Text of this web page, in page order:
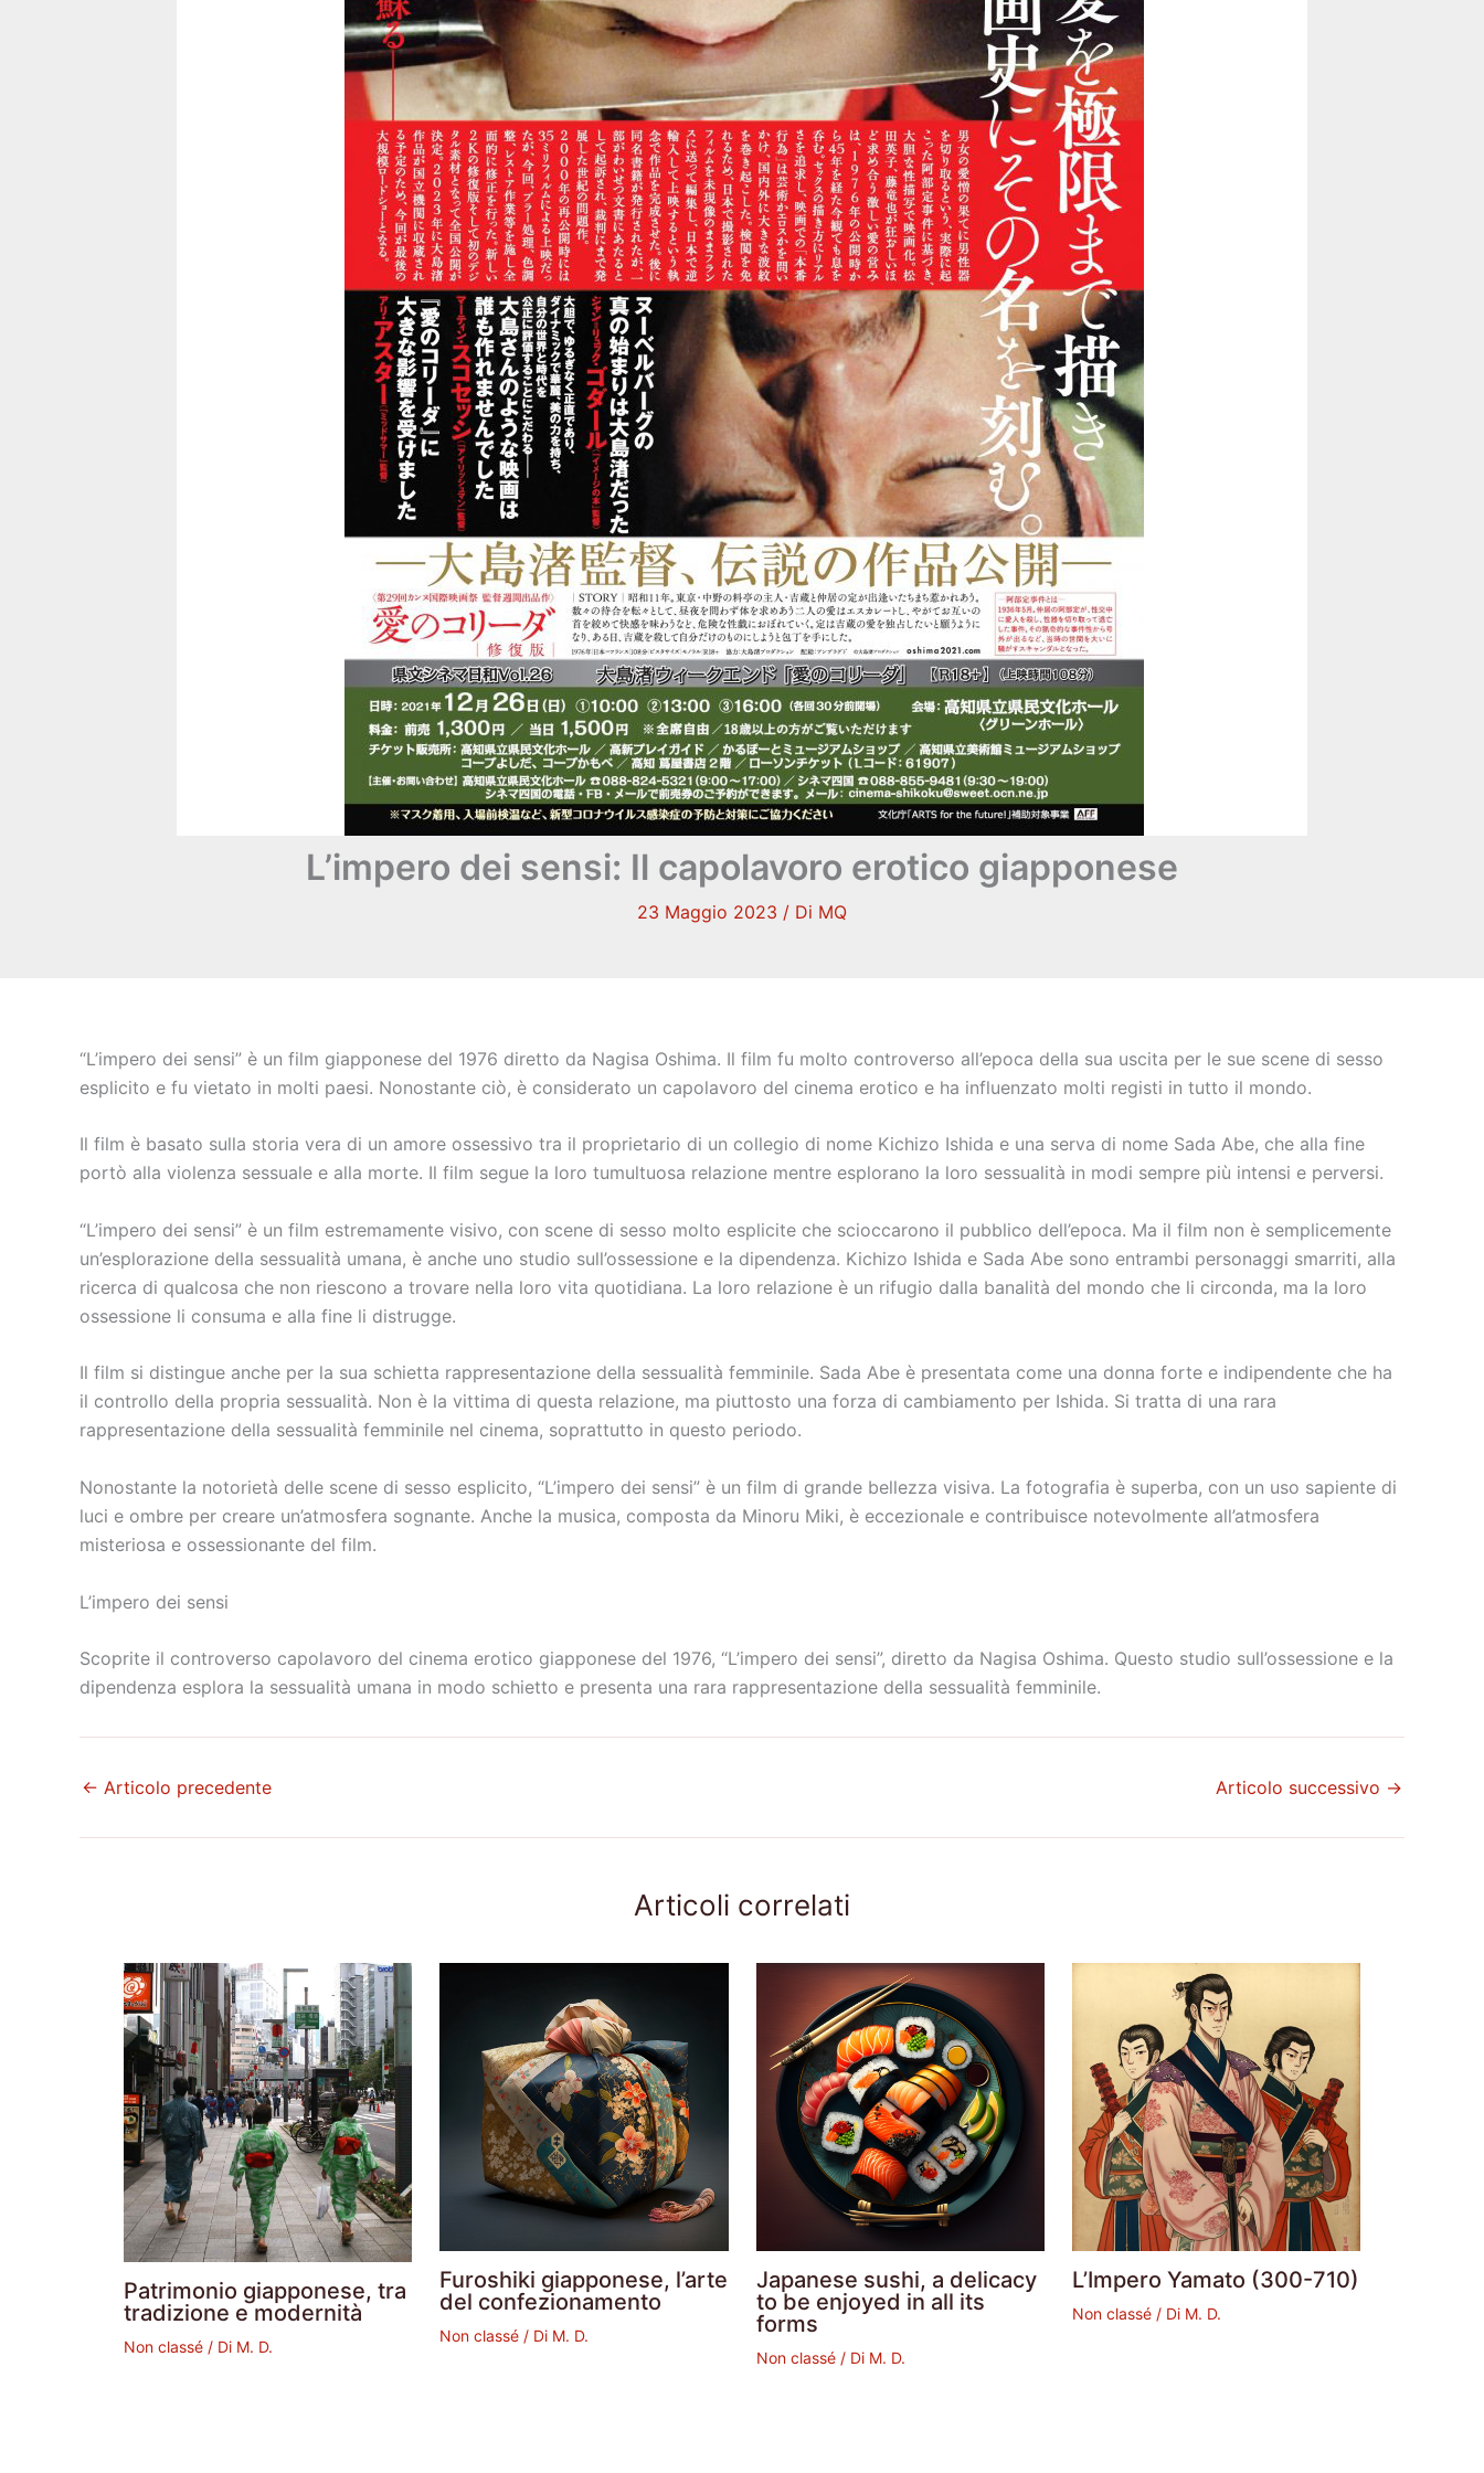
L’impero dei sensi: Il capolavoro erotico giapponese
23 Maggio 2023 / Di MQ
“L’impero dei sensi” è un film giapponese del 1976 diretto da Nagisa Oshima. Il film fu molto controverso all’epoca della sua uscita per le sue scene di sesso
esplicito e fu vietato in molti paesi. Nonostante ciò, è considerato un capolavoro del cinema erotico e ha influenzato molti registi in tutto il mondo.
Il film è basato sulla storia vera di un amore ossessivo tra il proprietario di un collegio di nome Kichizo Ishida e una serva di nome Sada Abe, che alla fine
portò alla violenza sessuale e alla morte. Il film segue la loro tumultuosa relazione mentre esplorano la loro sessualità in modi sempre più intensi e perversi.
“L’impero dei sensi” è un film estremamente visivo, con scene di sesso molto esplicite che scioccarono il pubblico dell’epoca. Ma il film non è semplicemente
un’esplorazione della sessualità umana, è anche uno studio sull’ossessione e la dipendenza. Kichizo Ishida e Sada Abe sono entrambi personaggi smarriti, alla
ricerca di qualcosa che non riescono a trovare nella loro vita quotidiana. La loro relazione è un rifugio dalla banalità del mondo che li circonda, ma la loro
ossessione li consuma e alla fine li distrugge.
Il film si distingue anche per la sua schietta rappresentazione della sessualità femminile. Sada Abe è presentata come una donna forte e indipendente che ha
il controllo della propria sessualità. Non è la vittima di questa relazione, ma piuttosto una forza di cambiamento per Ishida. Si tratta di una rara
rappresentazione della sessualità femminile nel cinema, soprattutto in questo periodo.
Nonostante la notorietà delle scene di sesso esplicito, “L’impero dei sensi” è un film di grande bellezza visiva. La fotografia è superba, con un uso sapiente di
luci e ombre per creare un’atmosfera sognante. Anche la musica, composta da Minoru Miki, è eccezionale e contribuisce notevolmente all’atmosfera
misteriosa e ossessionante del film.
L’impero dei sensi
Scoprite il controverso capolavoro del cinema erotico giapponese del 1976, “L’impero dei sensi”, diretto da Nagisa Oshima. Questo studio sull’ossessione e la
dipendenza esplora la sessualità umana in modo schietto e presenta una rara rappresentazione della sessualità femminile.
← Articolo precedente Articolo successivo →
Articoli correlati
Patrimonio giapponese, tra
tradizione e modernità
Non classé / Di M. D.
Furoshiki giapponese, l’arte
del confezionamento
Non classé / Di M. D.
Japanese sushi, a delicacy
to be enjoyed in all its
forms
Non classé/ Di M. D.
L’Impero Yamato (300-710)
Non classé/ Di M. D.